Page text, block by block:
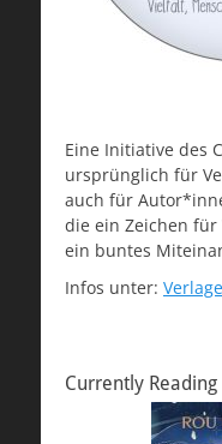
Eine Initiative des
ursprünglich für
auch für
die ein Zeichen
ein buntes
Infos unter:
Currently Reading